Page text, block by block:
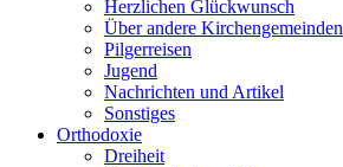
Herzlichen Glückwunsch
Über andere Kirchengemeinden
Pilgerreisen
Jugend
Nachrichten und Artikel
Sonstiges
Orthodoxie
Dreiheit